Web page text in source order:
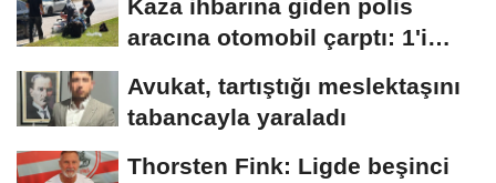
Kaza ihbarına giden polis
aracına otomobil çarptı: 1'i
Avukat, tartıştığı meslektaşını
tabancayla yaraladı
Thorsten Fink: Ligde beşinci